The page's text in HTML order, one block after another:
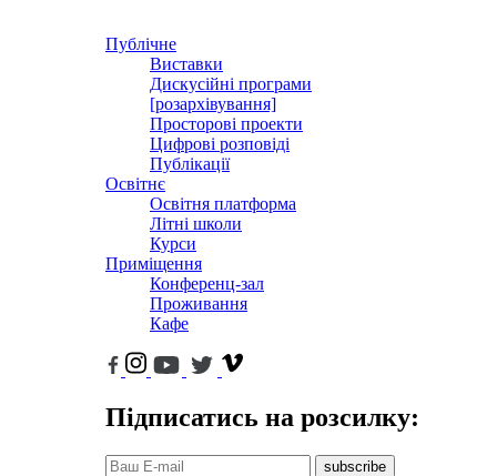
Публічне
Виставки
Дискусійні програми
[розархівування]
Просторові проекти
Цифрові розповіді
Публікації
Освітнє
Освітня платформа
Літні школи
Курси
Приміщення
Конференц-зал
Проживання
Кафе
Підписатись на розсилку:
subscribe